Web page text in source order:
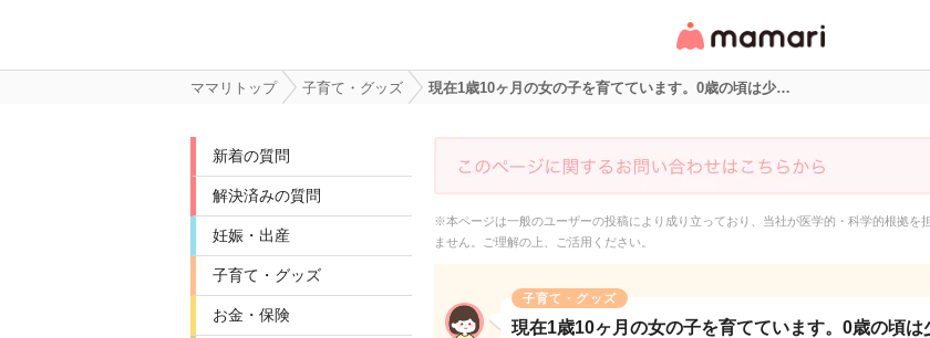
リ・情報サイト
ママリトップ 子育て・グッズ 現在1歳10ヶ月の女の子を育てています。0歳の頃は少…
新着の質問
解決済みの質問
妊娠・出産
子育て・グッズ
お金・保険
※本ページは一般のユーザーの投稿により成り立っており、当社が医学的・科学的根拠を
ません。ご理解の上、ご活用ください。
子育て・グッズ
現在1歳10ヶ月の女の子を育てています。0歳の頃は